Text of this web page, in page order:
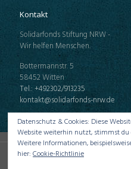
Kontakt
Solidarfonds Stiftung NRW -
Wir helfen Menschen.
Bottermannstr. 5
58452 Witten
Tel.: +492302/913235
kontakt@solidarfonds-nrw.de
Datenschutz & Cookies: Diese
Website weiterhin nutzt, stimmst du
Weitere Informationen,
hier: Cookie-Richtlinie